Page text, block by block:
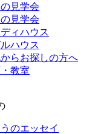
見学会
見学会
ィハウス
ハウス
らお探しの方へ
教室
のエッセイ